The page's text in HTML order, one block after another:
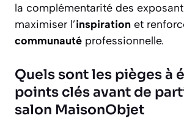
la complémentarité des
maximiser l’inspiration et
communauté professionnelle.
Quels sont les pièges à
points clés avant de
salon MaisonObjet